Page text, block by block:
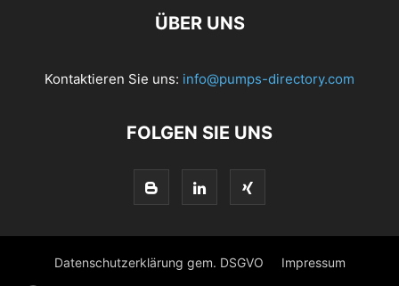
ÜBER UNS
Kontaktieren Sie uns: info@pumps-directory.com
FOLGEN SIE UNS
Datenschutzerklärung gem. DSGVO Impressum